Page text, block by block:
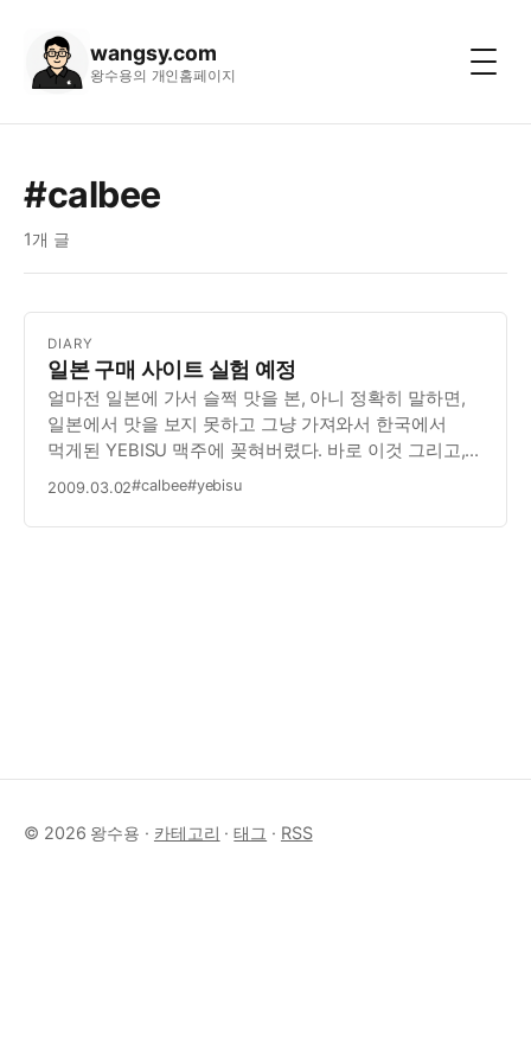
wangsy.com
왕수용의 개인홈페이지
#calbee
1개 글
DIARY
일본 구매 사이트 실험 예정
얼마전 일본에 가서 슬쩍 맛을 본, 아니 정확히 말하면,
일본에서 맛을 보지 못하고 그냥 가져와서 한국에서
먹게된 YEBISU 맥주에 꽂혀버렸다. 바로 이것 그리고,
또 하나가 Calbee 에서 나온 감자깡 시리즈 한국에서는
길이 있다고, 일본 구매 대행을 이용해…
2009.03.02#calbee#yebisu
© 2026 왕수용 · 카테고리 ·태그 · RSS